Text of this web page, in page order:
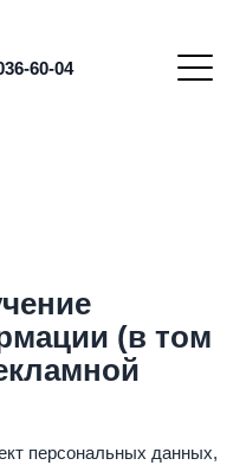
60-04
(в том
персональных данных,